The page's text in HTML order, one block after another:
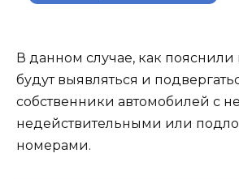
В данном случае, как пояснили
будут выявляться и
собственники автомобилей с
недействительными или
номерами.